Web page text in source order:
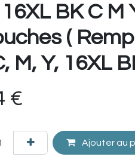
BK C M
(
M, Y, 16XL
€
Ajouter au